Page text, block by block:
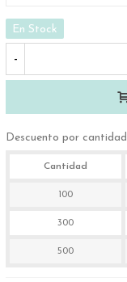
En Stock
-
Descuento por cantidad
Cantidad
100
300
500